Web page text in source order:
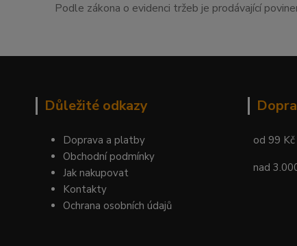
Podle zákona o evidenci tržeb je prodávající
Důležité odkazy
Doprava a platby
Obchodní podmínky
Jak nakupovat
Kontakty
Ochrana osobních údajů
od 99 Kč
nad